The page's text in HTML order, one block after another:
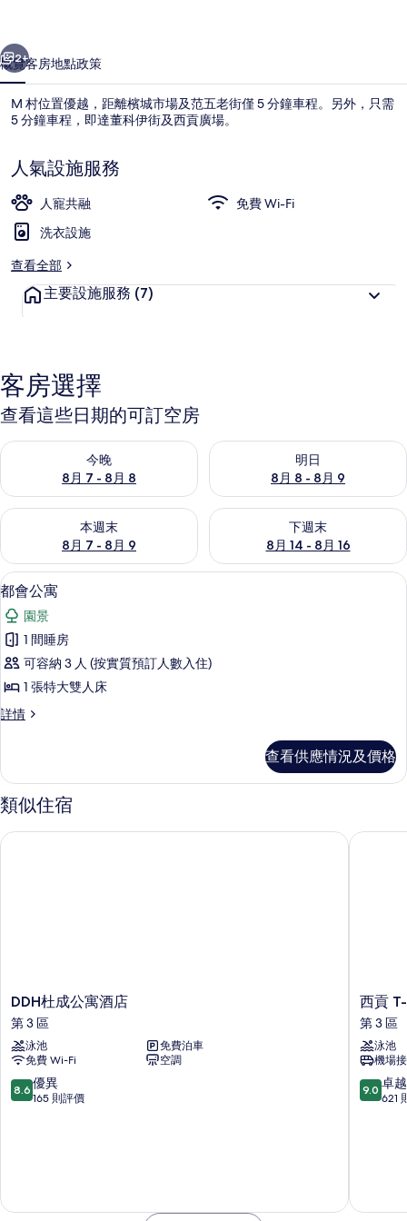
個
2+
概覽客房地點政策
M 村位置優越，距離檳城市場及范五老街僅 5 分鐘車程。另外，只需
5 分鐘車程，即達董科伊街及西貢廣場。
人氣設施服務
人寵共融
免費 Wi-Fi
洗衣設施
查看全部
主要設施服務 (7)
客房選擇
查看這些日期的可訂空房
今晚
8月 7 - 8月 8
查看今晚 8月 7 - 8月 8的可訂空房
明日
8月 8 - 8月 9
查看明日 8月 8 - 8月 9的可訂
本週末
8月 7 - 8月 9
查看本週末 8月 7 - 8月 9的可訂空房
下週末
8月 14 - 8月 16
查看下週末 8月 14 - 8月 16的
載
入
所
有
都
公
的
相
片
都會公寓 | 1 間睡房、書桌、手提電腦
3
都會公寓
園景
1 間睡房
可容納 3 人 (按實質預訂人數入住)
1 張特大雙人床
詳情
都
詳
情
查看供應情況及價格
類似住宿
DDH
杜
成
公
寓
酒
店
DDH杜成公寓酒店
第 3 區
泳池
免費泊車
免費 Wi-Fi
空調
8.6
分
異，
8.6 優異
165 則評價
DDH杜成公寓酒店
西
貢
T-
Ritz
酒
店
及
西貢
第 3 區
泳池
機場
9.0
分
越，
9.0 卓越
621
西貢 T-